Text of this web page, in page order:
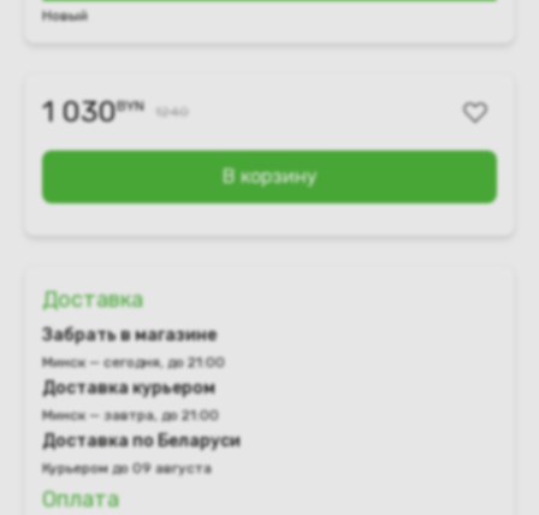
Новый
1 030BYN 1240
В корзину
Доставка
Забрать в магазине
Минск — сегодня, до 21:00
Доставка курьером
Минск — завтра, до 21:00
Доставка по Беларуси
Курьером до 09 августа
Оплата